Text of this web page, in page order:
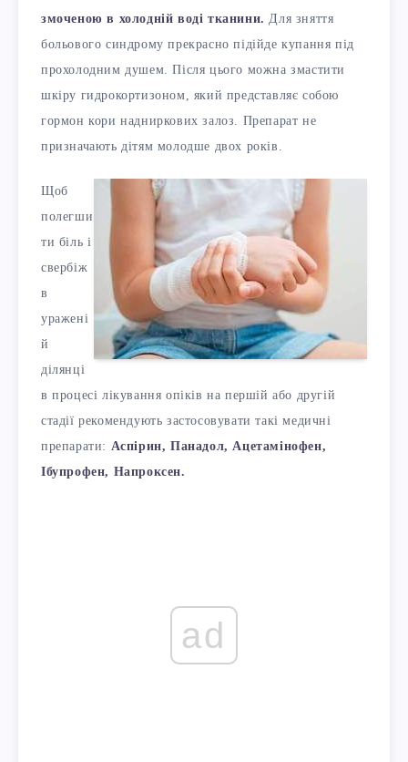
змоченою в холодній воді тканини. Для зняття
больового синдрому прекрасно підійде купання під
прохолодним душем. Після цього можна змастити
шкіру гидрокортизоном, який представляє собою
гормон кори надниркових залоз. Препарат не
призначають дітям молодше двох років.
Щоб
полегши
ти біль і
свербіж
в
уражені
й
ділянці
в процесі лікування опіків на першій або другій
стадії рекомендують застосовувати такі медичні
препарати: Аспірин, Панадол, Ацетамінофен,
Ібупрофен, Напроксен.
ad